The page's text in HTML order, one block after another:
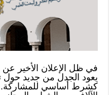
في ظل الإعلان الأخير عن
كشرط أساسي للمشاركة.